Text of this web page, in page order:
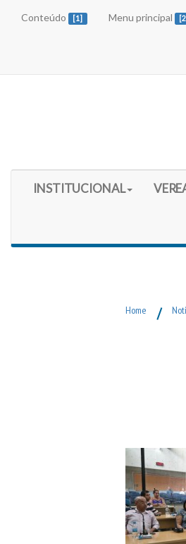
Conteúdo [1] Menu principal
Início do Menu Principal
INSTITUCIONAL
Home /